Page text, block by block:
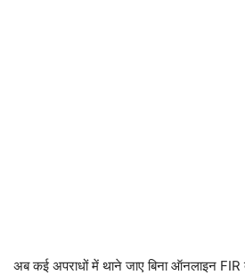
अब कई अपराधों में थाने जाए बिना ऑनलाइन